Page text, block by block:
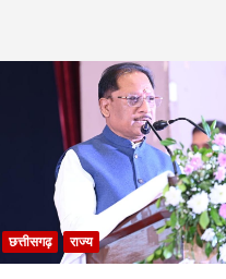
छत्तीसगढ़ राज्य